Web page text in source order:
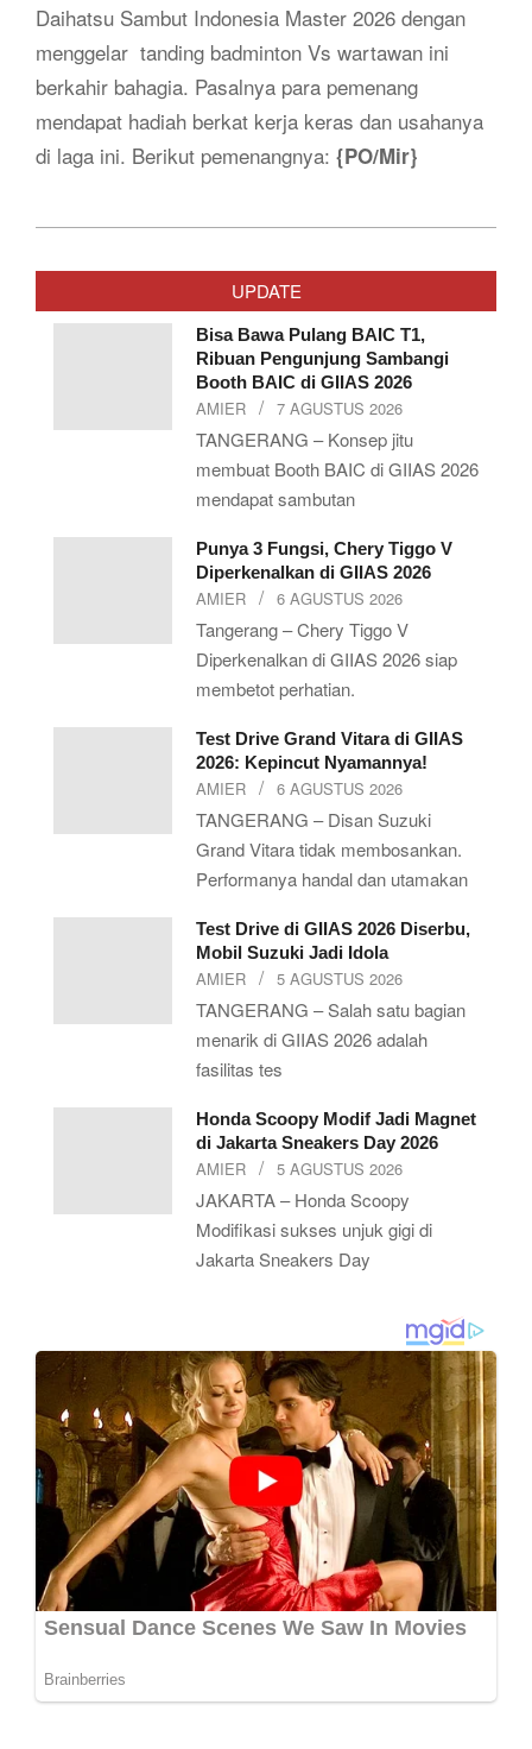
Daihatsu Sambut Indonesia Master 2026 dengan
menggelar tanding badminton Vs wartawan ini
berkahir bahagia. Pasalnya para pemenang
mendapat hadiah berkat kerja keras dan usahanya
di laga ini. Berikut pemenangnya: {PO/Mir}
01-
UPDATE
Bisa Bawa Pulang BAIC T1,
Ribuan Pengunjung Sambangi
Booth BAIC di GIIAS 2026
AMIER 7 AGUSTUS 2026
TANGERANG – Konsep jitu
membuat Booth BAIC di GIIAS 2026
mendapat sambutan
Punya 3 Fungsi, Chery Tiggo V
Diperkenalkan di GIIAS 2026
AMIER 6 AGUSTUS 2026
Tangerang – Chery Tiggo V
Diperkenalkan di GIIAS 2026 siap
membetot perhatian.
Test Drive Grand Vitara di GIIAS
2026: Kepincut Nyamannya!
AMIER 6 AGUSTUS 2026
TANGERANG – Disan Suzuki
Grand Vitara tidak membosankan.
Performanya handal dan utamakan
Test Drive di GIIAS 2026 Diserbu,
Mobil Suzuki Jadi Idola
AMIER 5 AGUSTUS 2026
TANGERANG – Salah satu bagian
menarik di GIIAS 2026 adalah
fasilitas tes
Honda Scoopy Modif Jadi Magnet
di Jakarta Sneakers Day 2026
AMIER 5 AGUSTUS 2026
JAKARTA – Honda Scoopy
Modifikasi sukses unjuk gigi di
Jakarta Sneakers Day